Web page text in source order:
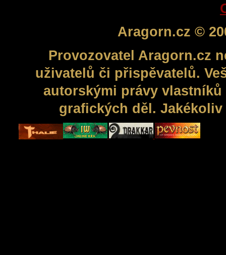
Aragorn.cz ©
Provozovatel Aragorn.cz
uživatelů či přispěvatelů.
autorskými právy
grafických děl.